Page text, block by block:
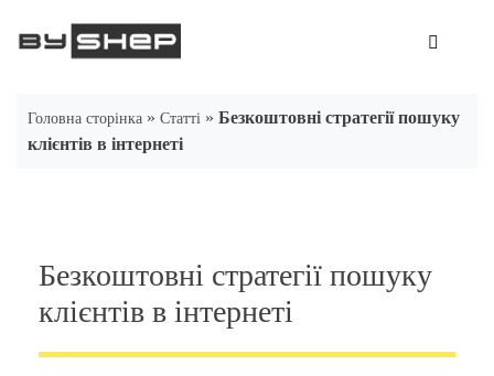
Головна сторінка » Статті » Безкоштовні стратегії пошуку
клієнтів в інтернеті
Безкоштовні стратегії пошуку
клієнтів в інтернеті